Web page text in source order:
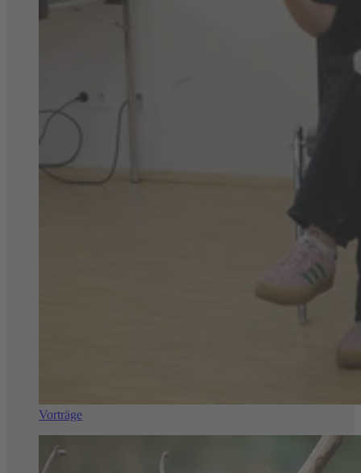
Vorträge